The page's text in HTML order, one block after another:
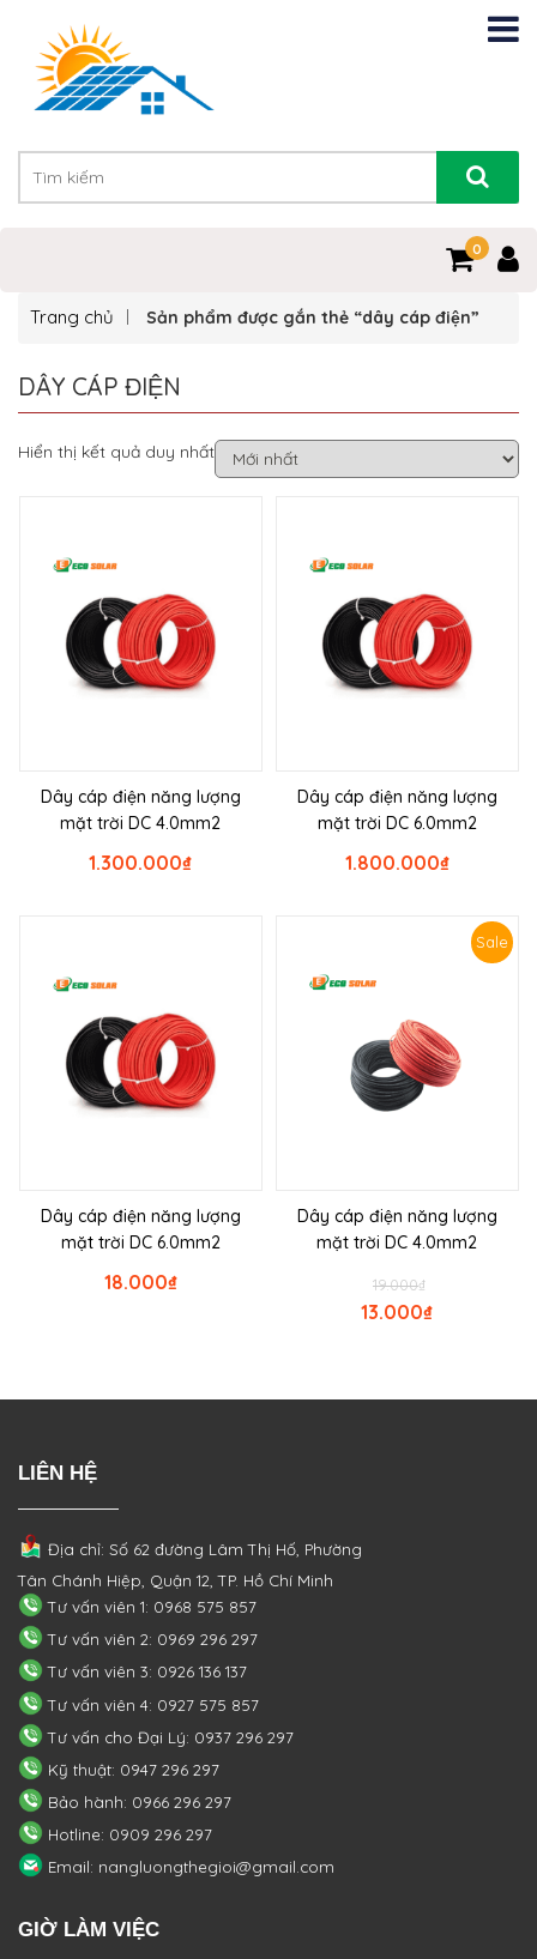
0
Trang chủ Sản phẩm được gắn thẻ “dây cáp điện”
DÂY CÁP ĐIỆN
Hiển thị kết quả duy nhất
Dây cáp điện năng lượng
mặt trời DC 4.0mm2
₫
1.300.000
Dây cáp điện năng lượng
mặt trời DC 6.0mm2
₫
1.800.000
Dây cáp điện năng lượng
mặt trời DC 6.0mm2
₫
18.000
Sale
Dây cáp điện năng lượng
mặt trời DC 4.0mm2
₫
19.000
₫
13.000
LIÊN HỆ
Địa chỉ: Số 62 đường Lâm Thị Hố, Phường
Tân Chánh Hiệp, Quận 12, TP. Hồ Chí Minh
Tư vấn viên 1: 0968 575 857
Tư vấn viên 2: 0969 296 297
Tư vấn viên 3: 0926 136 137
Tư vấn viên 4: 0927 575 857
Tư vấn cho Đại Lý: 0937 296 297
Kỹ thuật: 0947 296 297
Bảo hành: 0966 296 297
Hotline: 0909 296 297
Email: nangluongthegioi@gmail.com
GIỜ LÀM VIỆC